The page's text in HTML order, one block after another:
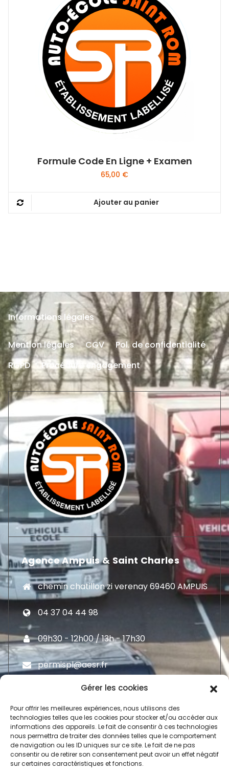
Gérer les cookies
Pour offrir les meilleures expériences, nous utilisons des
technologies telles que les cookies pour stocker et/ou accéder aux
informations des appareils. Le fait de consentir à ces technologies
nous permettra de traiter des données telles que le comportement
de navigation ou les ID uniques sur ce site. Le fait de ne pas
consentir ou de retirer son consentement peut avoir un effet négatif
sur certaines caractéristiques et fonctions.
Formule Code En Ligne + Examen
65,00 €
Ajouter au panier
Informations légales
Mention légales CGV
Pol. de confidentialité
RGPD
Procédure engagement
Agence Ampuis & Saint Charles
chemin chatillon zi verenay 69460 AMPUIS
04 37 04 44 98
09h30 - 12h00 / 13h - 17h30
permispl@aesr.fr
Moyen De Paiement